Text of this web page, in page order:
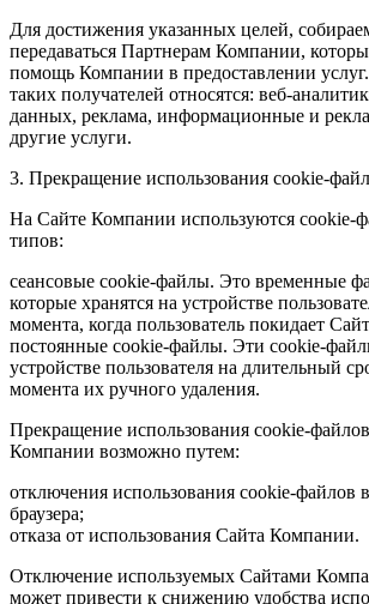
Для достижения указанных целей,
передаваться Партнерам Компании,
помощь Компании в предоставлении
таких получателей относятся: веб-
данных, реклама, информационные и
другие услуги.
3. Прекращение использования cookie-
На Сайте Компании используются cookie-
типов:
сеансовые cookie-файлы. Это временные
которые хранятся на устройстве
момента, когда пользователь покидает
постоянные cookie-файлы. Эти cookie-
устройстве пользователя на длительный
момента их ручного удаления.
Прекращение использования cookie-
Компании возможно путем:
отключения использования cookie-файлов
браузера;
отказа от использования Сайта Компании.
Отключение используемых Сайтами
может привести к снижению удобства